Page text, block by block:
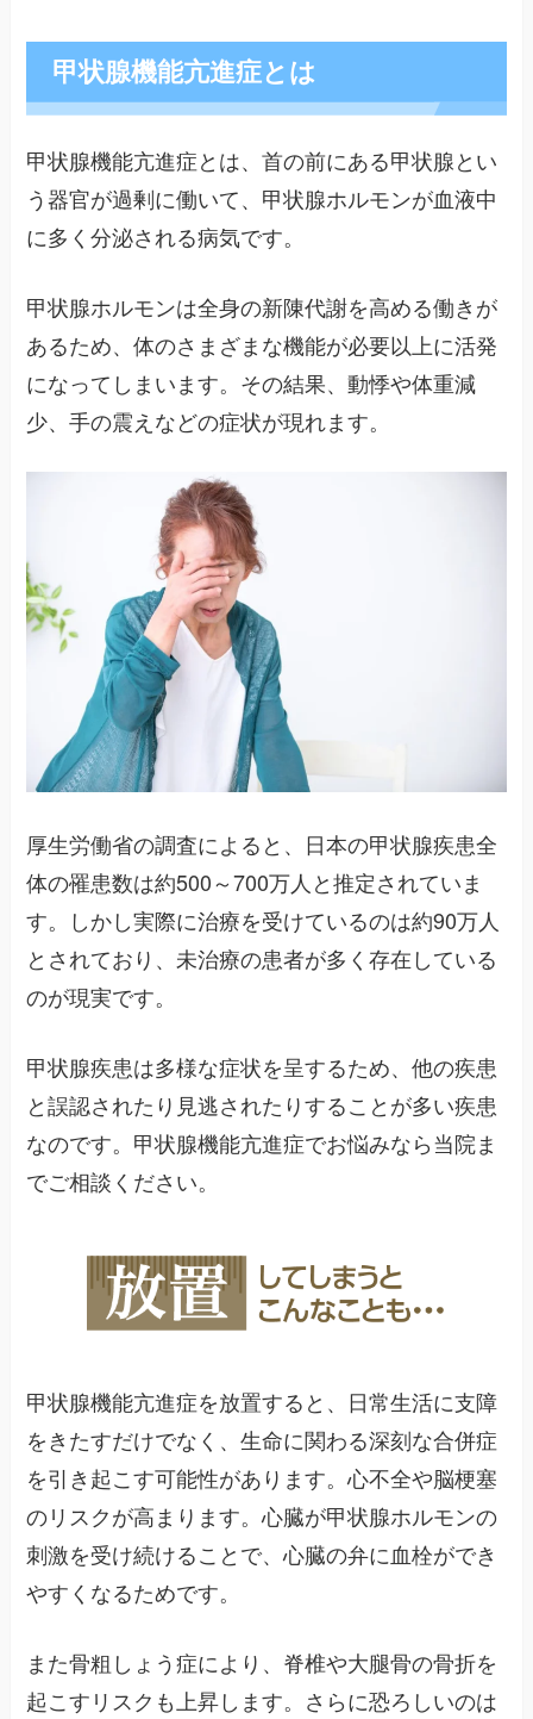
甲状腺機能亢進症とは
甲状腺機能亢進症とは、首の前にある甲状腺とい
う器官が過剰に働いて、甲状腺ホルモンが血液中
に多く分泌される病気です。
甲状腺ホルモンは全身の新陳代謝を高める働きが
あるため、体のさまざまな機能が必要以上に活発
になってしまいます。その結果、動悸や体重減
少、手の震えなどの症状が現れます。
厚生労働省の調査によると、日本の甲状腺疾患全
体の罹患数は約500～700万人と推定されていま
す。しかし実際に治療を受けているのは約90万人
とされており、未治療の患者が多く存在している
のが現実です。
甲状腺疾患は多様な症状を呈するため、他の疾患
と誤認されたり見逃されたりすることが多い疾患
なのです。甲状腺機能亢進症でお悩みなら当院ま
でご相談ください。
甲状腺機能亢進症を放置すると、日常生活に支障
をきたすだけでなく、生命に関わる深刻な合併症
を引き起こす可能性があります。心不全や脳梗塞
のリスクが高まります。心臓が甲状腺ホルモンの
刺激を受け続けることで、心臓の弁に血栓ができ
やすくなるためです。
また骨粗しょう症により、脊椎や大腿骨の骨折を
起こすリスクも上昇します。さらに恐ろしいのは